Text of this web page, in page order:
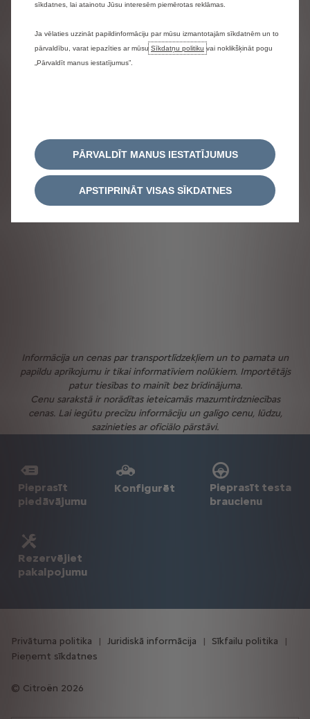
Informācija un cenas par transportlīdzekļiem un to pamata un
papildu aprīkojumu ir tikai informatīviem nolūkiem. Importētājs
patur tiesības to mainīt bez brīdinājuma.
Cenu sarakstā ir norādītas ieteicamās mazumtirdzniecības
cenas. Lai iegūtu precīzu informāciju un galīgo cenu, lūdzu,
sazinieties ar oficiālo pārstāvi.
Pieprasīt
piedāvājumu
Konfigurēt
Pieprasīt testa
braucienu
Rezervējiet
pakalpojumu
Citroën 2026
Privātuma politika Juridiskā informācija
Sīkfailu politika
Pieņemt sīkdatnes
sīkdatnes, lai atainotu Jūsu interesēm piemērotas reklāmas.
Ja vēlaties uzzināt papildinformāciju par mūsu izmantotajām sīkdatnēm un to
pārvaldību, varat iepazīties ar mūsu Sīkdatņu politiku vai noklikšķināt pogu
„Pārvaldīt manus iestatījumus”.
PĀRVALDĪT MANUS IESTATĪJUMUS
APSTIPRINĀT VISAS SĪKDATNES